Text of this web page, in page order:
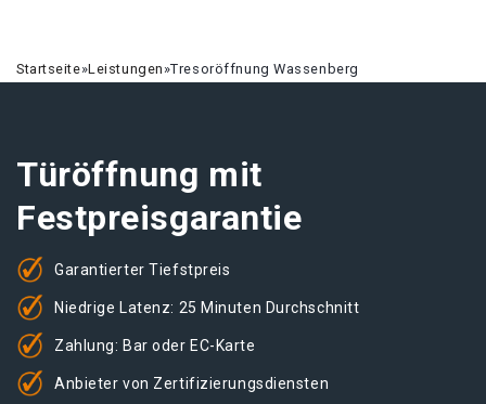
Startseite»Leistungen»Tresoröffnung Wassenberg
Türöffnung mit
Festpreisgarantie
Garantierter Tiefstpreis
Niedrige Latenz: 25 Minuten Durchschnitt
Zahlung: Bar oder EC-Karte
Anbieter von Zertifizierungsdiensten